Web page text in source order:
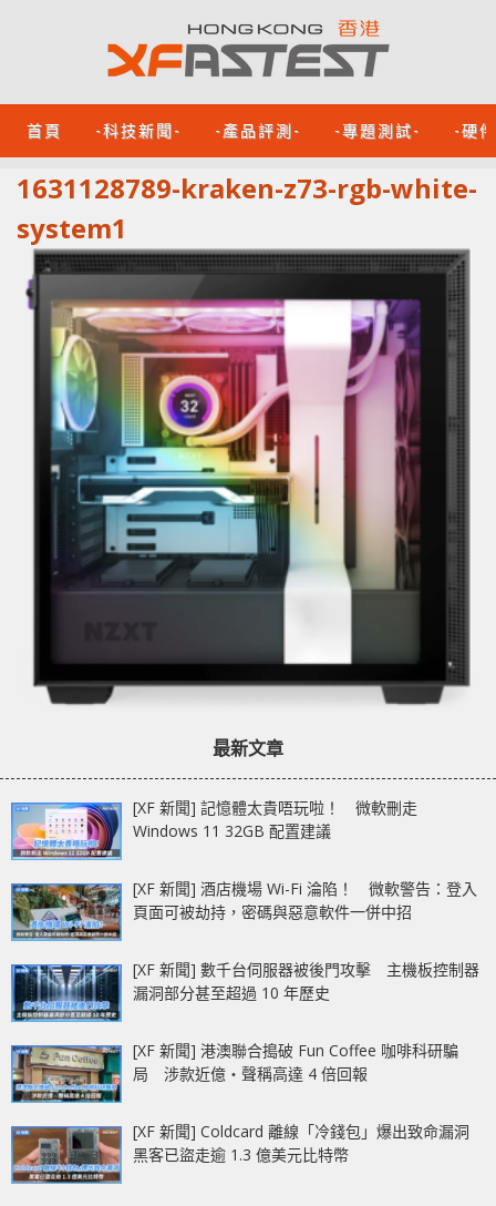
首頁 -科技新聞- -產品評測- -專題測試- -硬
1631128789-kraken-z73-rgb-white-
system1
最新文章
[XF 新聞] 記憶體太貴唔玩啦！ 微軟刪走
Windows 11 32GB 配置建議
[XF 新聞] 酒店機場 Wi-Fi 淪陷！ 微軟警告：登入
頁面可被劫持，密碼與惡意軟件一併中招
[XF 新聞] 數千台伺服器被後門攻擊 主機板控制器
漏洞部分甚至超過 10 年歷史
[XF 新聞] 港澳聯合搗破 Fun Coffee 咖啡科研騙
局 涉款近億‧聲稱高達 4 倍回報
[XF 新聞] Coldcard 離線「冷錢包」爆出致命漏洞
黑客已盜走逾 1.3 億美元比特幣